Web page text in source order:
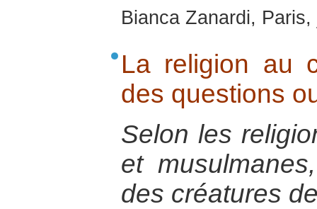
Bianca Zanardi,
La religion au
des questions
Selon les
et
des créatures